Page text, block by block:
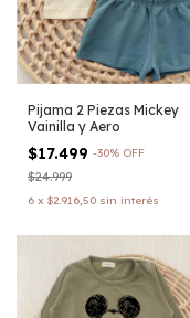
Pijama 2 Piezas Mickey
Vainilla y Aero
$17.499 -30% OFF
$24.999
6 x $2.916,50 sin interés